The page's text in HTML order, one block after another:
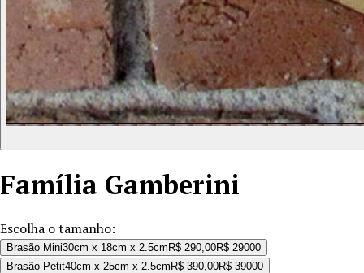
Família Gamberini
Escolha o tamanho:
Brasão Mini30cm x 18cm x 2.5cm R$ 290,00R$ 29000
Brasão Petit40cm x 25cm x 2.5cm R$ 390,00R$ 39000